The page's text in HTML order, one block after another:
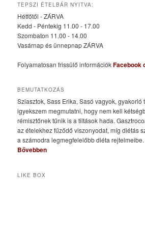
TEPSZI ÉTELBÁR NYITVA:
Hétfőtől - ZÁRVA
Kedd - Péntekig 11.00 - 17.00
Szombaton 11.00 - 14.00
Vasárnap és ünnepnap ZÁRVA
Folyamatosan frissülő információkFacebook
BEMUTATKOZÁS
Sziasztok, Sass Erika, Sasó vagyok,
igyekszem megmutatni, hogy nem kell
rémisztőnek tűnik is a tiltások hada.
az ételekhez fűződő viszonyodat, míg diétás
a számodra legmegfelelőbb diéta rejtelmeibe.
Bővebben
LIKE BOX